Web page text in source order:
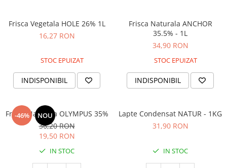
Frisca Vegetala HOLE 26% 1L
16,27 RON
STOC EPUIZAT
INDISPONIBIL
Frisca Naturala ANCHOR
35.5% - 1L
34,90 RON
STOC EPUIZAT
INDISPONIBIL
-46% NOU
Frisca Naturala OLYMPUS 35%
36,20 RON
19,50 RON
IN STOC
Lapte Condensat NATUR - 1KG
31,90 RON
IN STOC